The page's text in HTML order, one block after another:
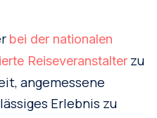
bei der nationalen
Reiseveranstalter zu
angemessene
Erlebnis zu